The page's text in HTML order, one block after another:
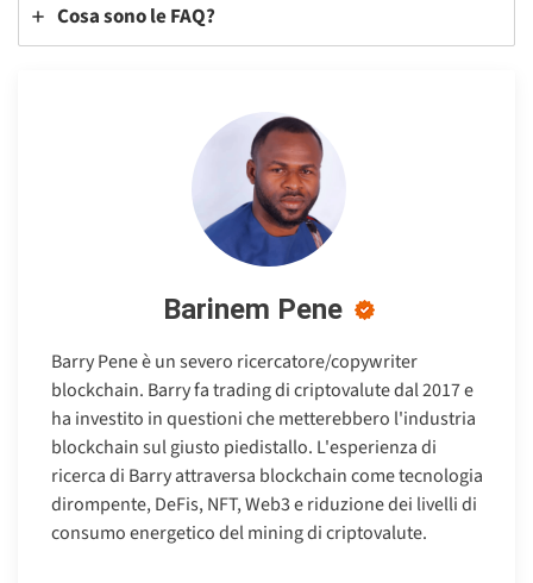
Cosa sono le FAQ?
Barinem Pene
Barry Pene è un severo ricercatore/copywriter
blockchain. Barry fa trading di criptovalute dal 2017 e
ha investito in questioni che metterebbero l'industria
blockchain sul giusto piedistallo. L'esperienza di
ricerca di Barry attraversa blockchain come tecnologia
dirompente, DeFis, NFT, Web3 e riduzione dei livelli di
consumo energetico del mining di criptovalute.